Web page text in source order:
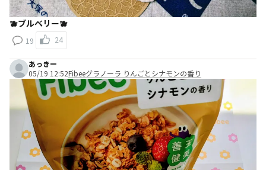
🫐ブルベリー🫐
19 24
あっきー
05/19 12:52Fibeeグラノーラ りんごとシナモンの香り